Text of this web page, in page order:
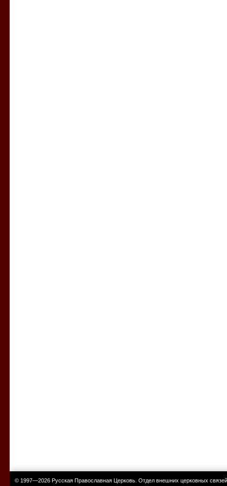
© 1997—2026 Русская Православная Церковь. Отдел внешних церковных связей